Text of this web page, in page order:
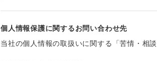
個人情報保護に関するお問い合わせ先
当社の個人情報の取扱いに関する「苦情・相